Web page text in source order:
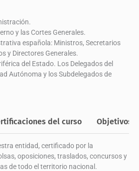
organización
administrativa
española
cantidad
y las Cortes Generales.
española: Ministros, Secretarios
y Directores Generales.
del Estado. Los Delegados del
Autónoma y los Subdelegados de
del curso Objetivos
entidad, certificado por la
oposiciones, traslados, concursos y
de todo el territorio nacional.